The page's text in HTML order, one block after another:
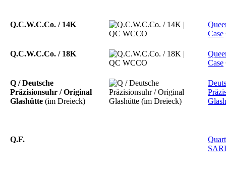
Q.C.W.C.Co. / 14K
Case
Q.C.W.C.Co. / 18K
Case
Q / Deutsche
Präzisionsuhr / Original
Glashütte (im Dreieck)
Q.F.